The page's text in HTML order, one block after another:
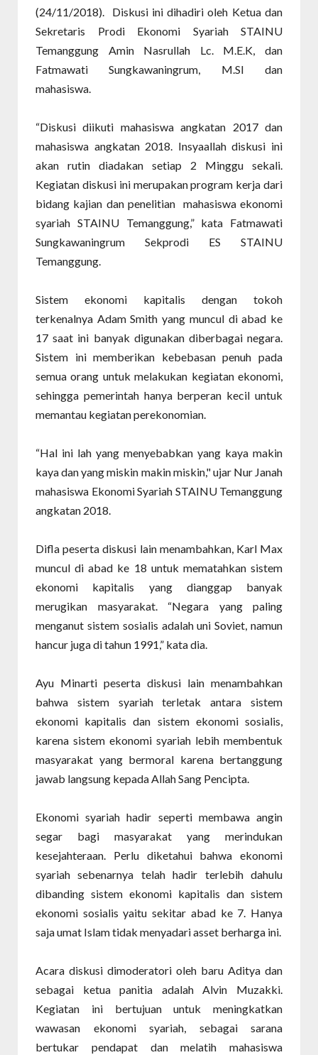
(24/11/2018).
Diskusi ini dihadiri oleh Ketua dan
Sekretaris Prodi Ekonomi Syariah STAINU
Temanggung Amin Nasrullah Lc. M.E.K, dan
Fatmawati Sungkawaningrum, M.SI dan
mahasiswa.
“Diskusi diikuti mahasiswa angkatan 2017 dan
mahasiswa angkatan 2018. Insyaallah diskusi ini
akan rutin diadakan setiap 2 Minggu sekali.
Kegiatan diskusi ini merupakan program kerja dari
bidang kajian dan penelitian mahasiswa ekonomi
syariah STAINU Temanggung,” kata Fatmawati
Sungkawaningrum Sekprodi ES STAINU
Temanggung.
Sistem ekonomi kapitalis dengan tokoh
terkenalnya Adam Smith yang muncul di abad ke
17 saat ini banyak digunakan diberbagai negara.
Sistem ini memberikan kebebasan penuh pada
semua orang untuk melakukan kegiatan ekonomi,
sehingga pemerintah hanya berperan kecil untuk
memantau kegiatan perekonomian.
“Hal ini lah yang menyebabkan yang kaya makin
kaya dan yang miskin makin miskin," ujar Nur Janah
mahasiswa Ekonomi Syariah STAINU Temanggung
angkatan 2018.
Difla peserta diskusi lain menambahkan, Karl Max
muncul di abad ke 18 untuk mematahkan sistem
ekonomi kapitalis yang dianggap banyak
merugikan masyarakat. “Negara yang paling
menganut sistem sosialis adalah uni Soviet, namun
hancur juga di tahun 1991,” kata dia.
Ayu Minarti peserta diskusi lain menambahkan
bahwa sistem syariah terletak antara sistem
ekonomi kapitalis dan sistem ekonomi sosialis,
karena sistem ekonomi syariah lebih membentuk
masyarakat yang bermoral karena bertanggung
jawab langsung kepada Allah Sang Pencipta.
Ekonomi syariah hadir seperti membawa angin
segar bagi masyarakat yang merindukan
kesejahteraan. Perlu diketahui bahwa ekonomi
syariah sebenarnya telah hadir terlebih dahulu
dibanding sistem ekonomi kapitalis dan sistem
ekonomi sosialis yaitu sekitar abad ke 7. Hanya
saja umat Islam tidak menyadari asset berharga ini.
Acara diskusi dimoderatori oleh baru Aditya dan
sebagai ketua panitia adalah Alvin Muzakki.
Kegiatan ini bertujuan untuk meningkatkan
wawasan ekonomi syariah, sebagai sarana
bertukar pendapat dan melatih mahasiswa